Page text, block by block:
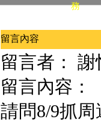
務
留言內容
留言者： 謝
留言內容：
請問8/9抓